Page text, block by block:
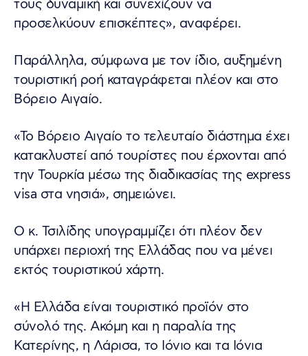
τους δυναμική και συνεχίζουν να
προσελκύουν επισκέπτες», αναφέρει.
Παράλληλα, σύμφωνα με τον ίδιο, αυξημένη
τουριστική ροή καταγράφεται πλέον και στο
Βόρειο Αιγαίο.
«Το Βόρειο Αιγαίο το τελευταίο διάστημα έχει
κατακλυστεί από τουρίστες που έρχονται από
την Τουρκία μέσω της διαδικασίας της express
visa στα νησιά», σημειώνει.
Ο κ. Τσιλίδης υπογραμμίζει ότι πλέον δεν
υπάρχει περιοχή της Ελλάδας που να μένει
εκτός τουριστικού χάρτη.
«Η Ελλάδα είναι τουριστικό προϊόν στο
σύνολό της. Ακόμη και η παραλία της
Κατερίνης, η Λάρισα, το Ιόνιο και τα Ιόνια